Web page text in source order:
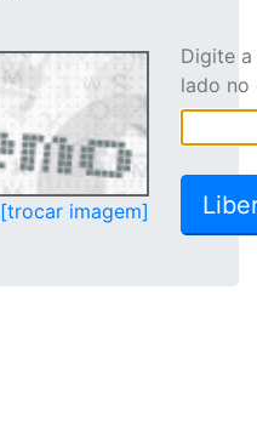
[trocar imagem]
Digite
lado no